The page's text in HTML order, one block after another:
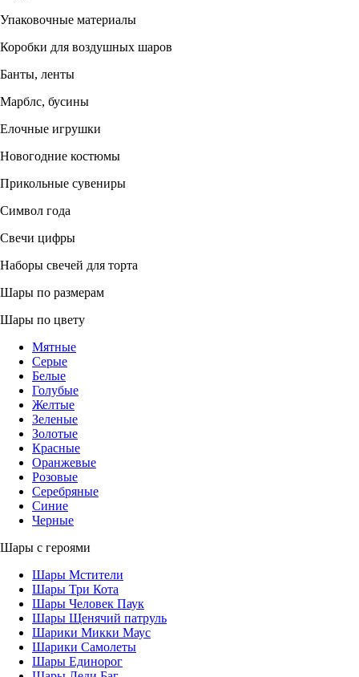
Упаковочные материалы
Коробки для воздушных шаров
Банты, ленты
Марблс, бусины
Елочные игрушки
Новогодние костюмы
Прикольные сувениры
Символ года
Свечи цифры
Наборы свечей для торта
Шары по размерам
Шары по цвету
Мятные
Серые
Белые
Голубые
Желтые
Зеленые
Золотые
Красные
Оранжевые
Розовые
Серебряные
Синие
Черные
Шары с героями
Шары Мстители
Шары Три Кота
Шары Человек Паук
Шары Щенячий патруль
Шарики Микки Маус
Шарики Самолеты
Шары Единорог